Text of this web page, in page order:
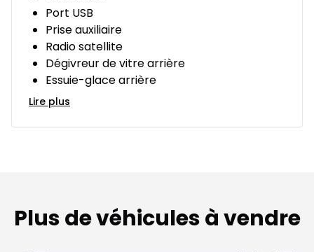
Port USB
Prise auxiliaire
Radio satellite
Dégivreur de vitre arrière
Essuie-glace arrière
Lire plus
Plus de véhicules à vendre